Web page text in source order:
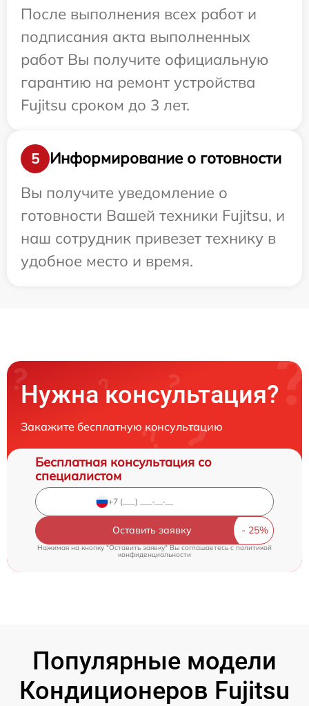
После выполнения всех работ и
подписания акта выполненных
работ Вы получите официальную
гарантию на ремонт устройства
Fujitsu сроком до 3 лет.
5
Информирование о готовности
Вы получите уведомление о
готовности Вашей техники Fujitsu, и
наш сотрудник привезет технику в
удобное место и время.
Нужна консультация?
Закажите бесплатную консультацию
Бесплатная консультация со
специалистом
Оставить заявку
Нажимая на кнопку "Оставить заявку" Вы соглашаетесь cполитикой
конфиденциальности
Популярные модели
Кондиционеров Fujitsu